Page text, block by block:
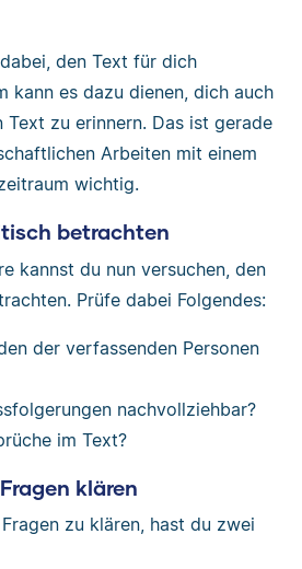
den Text für dich
kann es dazu dienen, dich auch
Text zu erinnern. Das ist gerade
Arbeiten mit einem
wichtig.
betrachten
kannst du nun versuchen, den
Prüfe dabei Folgendes:
der verfassenden Personen
nachvollziehbar?
im Text?
klären
zu klären, hast du zwei